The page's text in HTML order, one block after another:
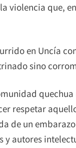
violencia que,
en Uncía
sino
respetar
de un
autores